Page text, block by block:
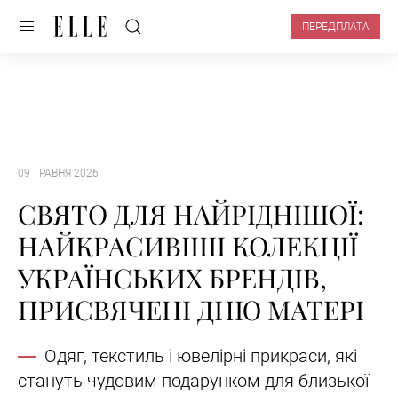
ПЕРЕДПЛАТА
09 ТРАВНЯ 2026
СВЯТО ДЛЯ НАЙРІДНІШОЇ:
НАЙКРАСИВІШІ КОЛЕКЦІЇ
УКРАЇНСЬКИХ БРЕНДІВ,
ПРИСВЯЧЕНІ ДНЮ МАТЕРІ
Одяг, текстиль і ювелірні прикраси, які
стануть чудовим подарунком для близької